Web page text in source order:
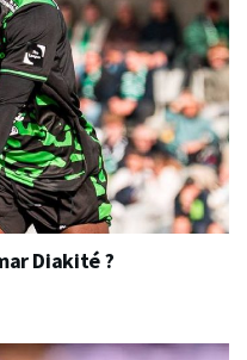
Diakité ?